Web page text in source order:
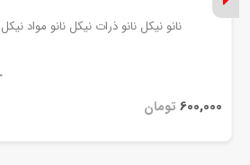
نانو نیکل نانو ذرات نیکل نانو مواد نیکل